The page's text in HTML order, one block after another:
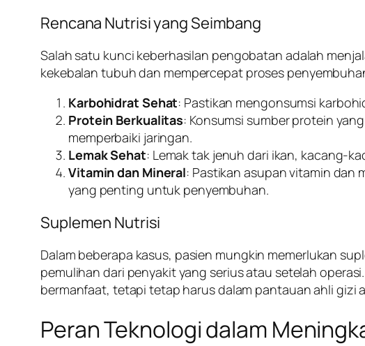
Rencana Nutrisi yang Seimbang
Salah satu kunci keberhasilan pengobatan adalah
kekebalan tubuh dan mempercepat proses
Karbohidrat Sehat: Pastikan mengonsumsi
Protein Berkualitas: Konsumsi sumber protein
memperbaiki jaringan.
Lemak Sehat: Lemak tak jenuh dari ikan, kacang-
Vitamin dan Mineral: Pastikan asupan vitamin dan
yang penting untuk penyembuhan.
Suplemen Nutrisi
Dalam beberapa kasus, pasien mungkin memerlukan
pemulihan dari penyakit yang serius atau setelah
bermanfaat, tetapi tetap harus dalam pantauan ahli gizi
Peran Teknologi dalam